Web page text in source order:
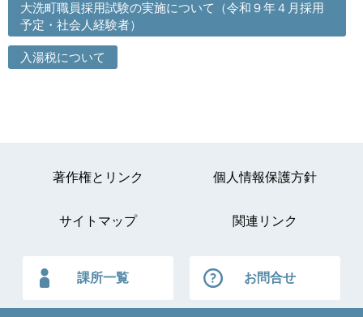
大洗町職員採用試験の実施について（令和９年４月採用
予定・社会人経験者）
入湯税について
著作権とリンク 個人情報保護方針
サイトマップ 関連リンク
課所一覧 お問合せ